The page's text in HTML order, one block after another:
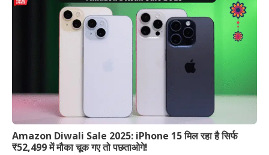
Amazon Diwali Sale 2025: iPhone 15 मिल रहा है सिर्फ
₹52,499 में मौका चूक गए तो पछताओगे!